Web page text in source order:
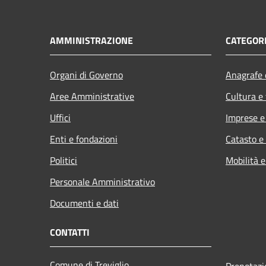
AMMINISTRAZIONE
Organi di Governo
Aree Amministrative
Uffici
Enti e fondazioni
Politici
Personale Amministrativo
Documenti e dati
Cultura
Imprese
Catasto
Mobilità
CONTATTI